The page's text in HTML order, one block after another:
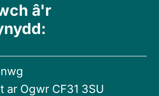
â'r
ar Ogwr CF31 3SU